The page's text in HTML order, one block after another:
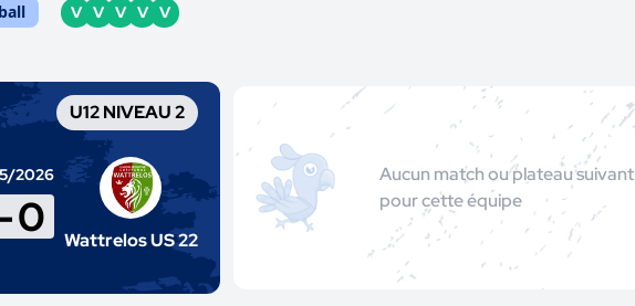
V V V V V
U12 NIVEAU 2
2026
0 Wattrelos US 22
Aucun match ou plateau suivant
pour cette équipe